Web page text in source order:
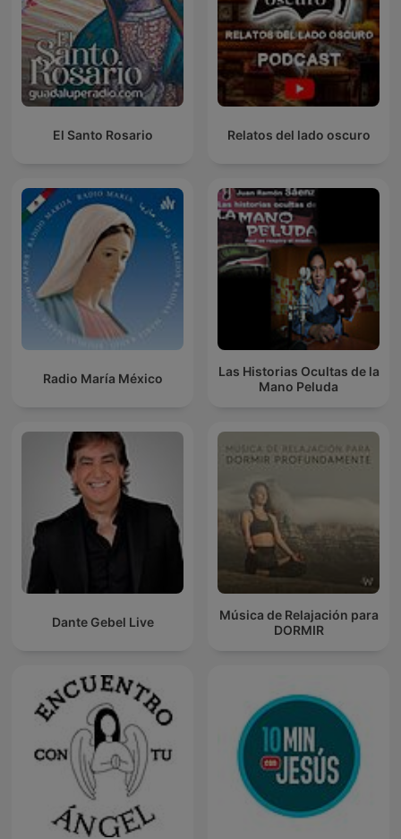
El Santo Rosario Relatos del lado oscuro
Radio María México
Las Historias Ocultas de la
Mano Peluda
Dante Gebel Live
Música de Relajación para
DORMIR